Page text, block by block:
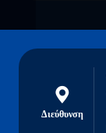
Διεύθυνση